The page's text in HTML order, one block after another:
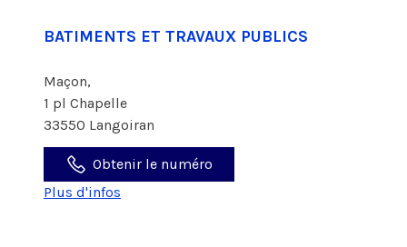
BATIMENTS ET TRAVAUX PUBLICS
Maçon,
1 pl Chapelle
33550 Langoiran
Obtenir le numéro
Plus d'infos